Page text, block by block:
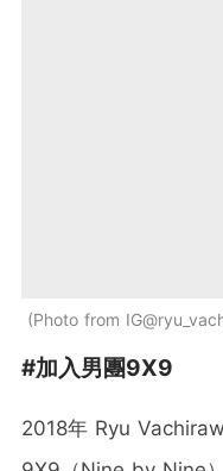
Photo from
#加入男團9X9
2018年 Ryu